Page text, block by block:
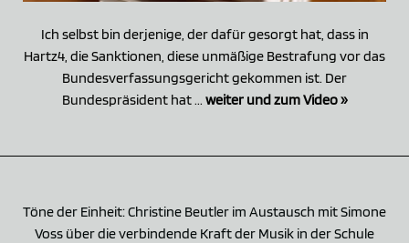
Ich selbst bin derjenige, der dafür gesorgt hat, dass in
Hartz4, die Sanktionen, diese unmäßige Bestrafung vor das
Bundesverfassungsgericht gekommen ist. Der
Bundespräsident hat ... weiter und zum Video »
Töne der Einheit: Christine Beutler im Austausch mit Simone
Voss über die verbindende Kraft der Musik in der Schule